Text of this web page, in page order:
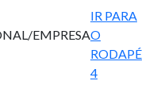
EMPRESA
IR PARA
O
RODAPÉ
4